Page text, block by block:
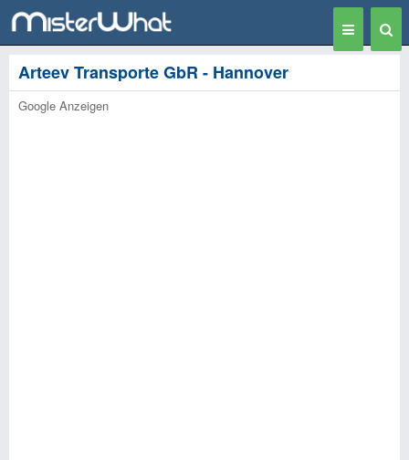
Toggle
navigation
Arteev Transporte GbR - Hannover
Google Anzeigen